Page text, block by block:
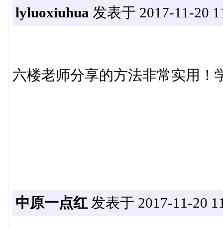
lyluoxiuhua 发表于 2017-11-20
六楼老师分享的方法非常实用！
中原一点红 发表于 2017-11-20